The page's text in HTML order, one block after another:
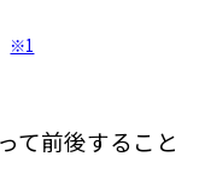
※1
て前後すること